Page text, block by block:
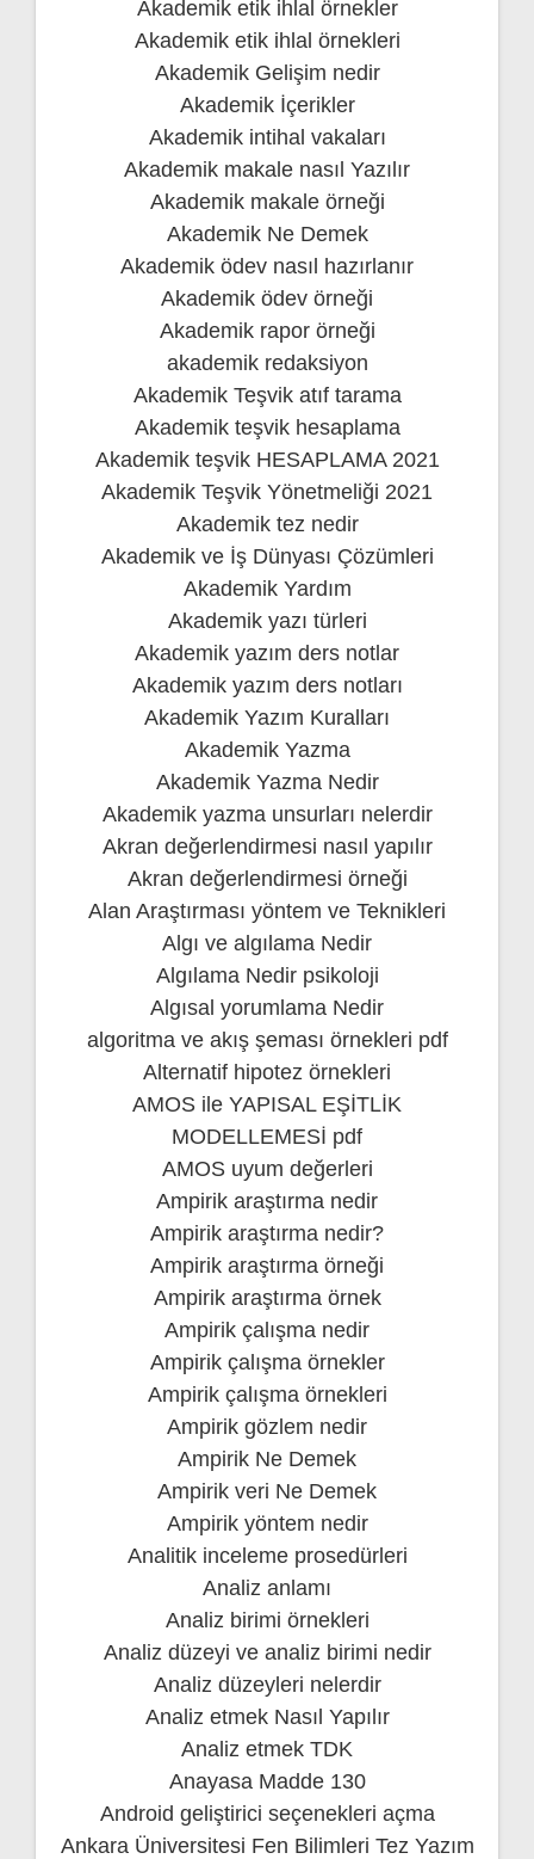
Akademik etik ihlal örnekler
Akademik etik ihlal örnekleri
Akademik Gelişim nedir
Akademik İçerikler
Akademik intihal vakaları
Akademik makale nasıl Yazılır
Akademik makale örneği
Akademik Ne Demek
Akademik ödev nasıl hazırlanır
Akademik ödev örneği
Akademik rapor örneği
akademik redaksiyon
Akademik Teşvik atıf tarama
Akademik teşvik hesaplama
Akademik teşvik HESAPLAMA 2021
Akademik Teşvik Yönetmeliği 2021
Akademik tez nedir
Akademik ve İş Dünyası Çözümleri
Akademik Yardım
Akademik yazı türleri
Akademik yazım ders notlar
Akademik yazım ders notları
Akademik Yazım Kuralları
Akademik Yazma
Akademik Yazma Nedir
Akademik yazma unsurları nelerdir
Akran değerlendirmesi nasıl yapılır
Akran değerlendirmesi örneği
Alan Araştırması yöntem ve Teknikleri
Algı ve algılama Nedir
Algılama Nedir psikoloji
Algısal yorumlama Nedir
algoritma ve akış şeması örnekleri pdf
Alternatif hipotez örnekleri
AMOS ile YAPISAL EŞİTLİK
MODELLEMESİ pdf
AMOS uyum değerleri
Ampirik araştırma nedir
Ampirik araştırma nedir?
Ampirik araştırma örneği
Ampirik araştırma örnek
Ampirik çalışma nedir
Ampirik çalışma örnekler
Ampirik çalışma örnekleri
Ampirik gözlem nedir
Ampirik Ne Demek
Ampirik veri Ne Demek
Ampirik yöntem nedir
Analitik inceleme prosedürleri
Analiz anlamı
Analiz birimi örnekleri
Analiz düzeyi ve analiz birimi nedir
Analiz düzeyleri nelerdir
Analiz etmek Nasıl Yapılır
Analiz etmek TDK
Anayasa Madde 130
Android geliştirici seçenekleri açma
Ankara Üniversitesi Fen Bilimleri Tez Yazım